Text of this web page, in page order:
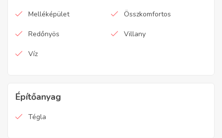
Melléképület Összkomfortos
Redőnyös Villany
Víz
Építőanyag
Tégla